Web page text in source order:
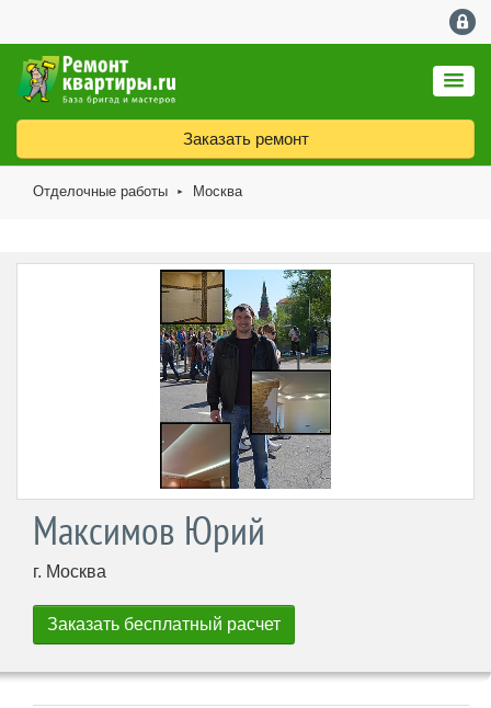
Заказать ремонт
Отделочные работы ► Москва
Максимов Юрий
г. Москва